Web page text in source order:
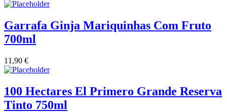
Garrafa Ginja Mariquinhas Com Fruto
700ml
11,90 €
100 Hectares El Primero Grande Reserva
Tinto 750ml